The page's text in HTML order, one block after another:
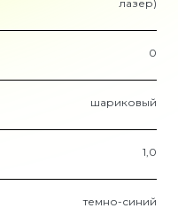
лазер)
0
шариковый
1,0
темно-синий